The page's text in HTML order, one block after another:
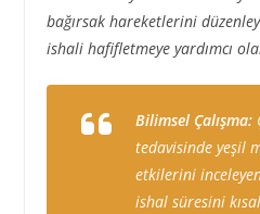
bağırsak hareketlerini
ishali hafifletmeye yardımcı
Bilimsel Çalışma:
tedavisinde yeşil
etkilerini
ishal süresini